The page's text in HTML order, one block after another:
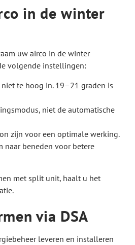
in de winter
uw airco in de winter
volgende instellingen:
te hoog in. 19–21 graden is
niet de automatische
zijn voor een optimale werking.
naar beneden voor betere
met split unit, haalt u het
via DSA
leveren en installeren